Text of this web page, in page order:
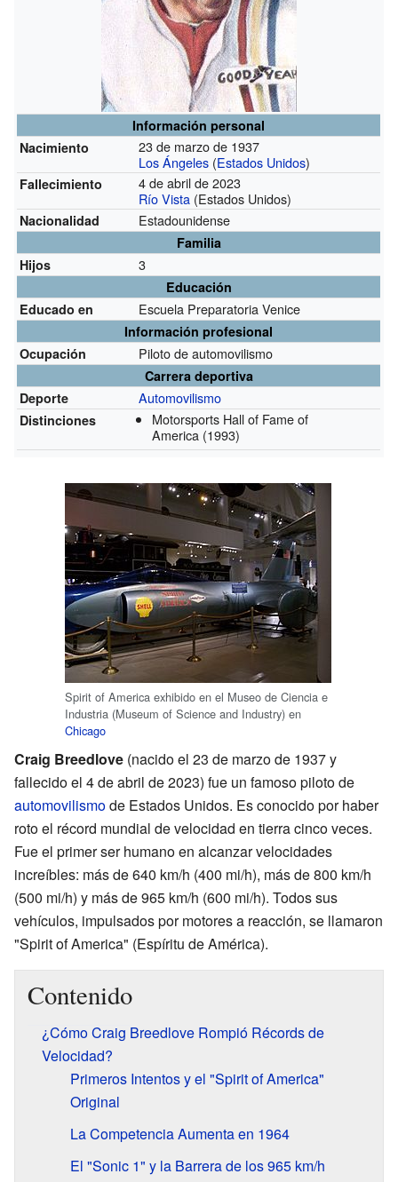
Información personal
Nacimiento
23 de marzo de 1937
Los Ángeles (Estados Unidos)
Fallecimiento
4 de abril de 2023
Río Vista (Estados Unidos)
Nacionalidad Estadounidense
Familia
Hijos
3
Educación
Educado en
Escuela Preparatoria Venice
Información profesional
Ocupación
Piloto de automovilismo
Carrera deportiva
Deporte
Automovilismo
Distinciones
Motorsports Hall of Fame of
America (1993)
Spirit of America exhibido en el Museo de Ciencia e
Industria (Museum of Science and Industry) en
Chicago
Craig Breedlove (nacido el 23 de marzo de 1937 y
fallecido el 4 de abril de 2023) fue un famoso piloto de
automovilismode Estados Unidos. Es conocido por haber
roto el récord mundial de velocidad en tierra cinco veces.
Fue el primer ser humano en alcanzar velocidades
increíbles: más de 640 km/h (400 mi/h), más de 800 km/h
(500 mi/h) y más de 965 km/h (600 mi/h). Todos sus
vehículos, impulsados por motores a reacción, se llamaron
"Spirit of America" (Espíritu de América).
Contenido
¿Cómo Craig Breedlove Rompió Récords de
Velocidad?
Primeros Intentos y el "Spirit of America"
Original
La Competencia Aumenta en 1964
El "Sonic 1" y la Barrera de los 965 km/h